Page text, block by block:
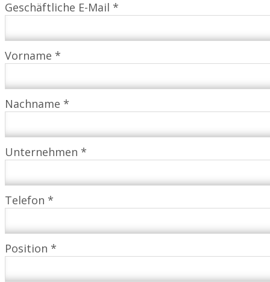
Geschäftliche E-Mail *
Vorname *
Nachname *
Unternehmen *
Telefon *
Position *